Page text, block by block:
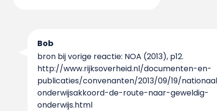
Bob
bron bij vorige reactie: NOA (2013), p12.
http://www.rijksoverheid.nl/documenten-en-
publicaties/convenanten/2013/09/19/
onderwijsakkoord-de-route-naar-geweldig-
onderwijs.html